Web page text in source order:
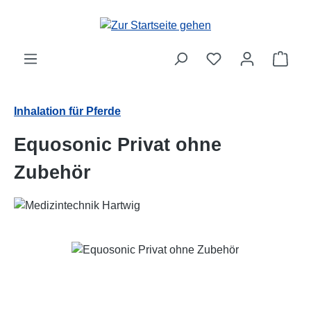
Zum Hauptinhalt springen
Inhalation für Pferde
Equosonic Privat ohne
Zubehör
Bildergalerie überspringen